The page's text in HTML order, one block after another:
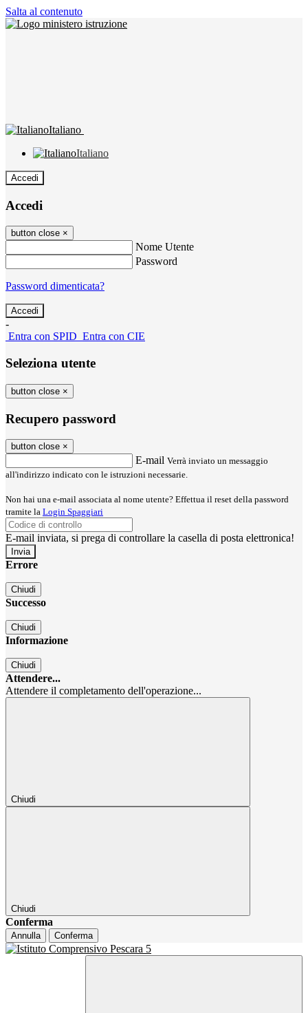
Salta al contenuto
Italiano
Italiano
Accedi
Accedi
button close ×
Nome Utente
Password
Password dimenticata?
-
Entra con SPID Entra con CIE
Seleziona utente
button close ×
Recupero password
button close ×
E-mail Verrà inviato un messaggio
all'indirizzo indicato con le istruzioni necessarie.
Non hai una e-mail associata al nome utente? Effettua il reset della password
tramite la Login Spaggiari
E-mail inviata, si prega di controllare la casella di posta elettronica!
Errore
Chiudi
Successo
Chiudi
Informazione
Chiudi
Attendere...
Attendere il completamento dell'operazione...
Chiudi
Chiudi
Conferma
Annulla Conferma